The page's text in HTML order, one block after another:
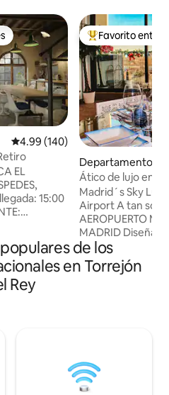
huéspedes
Calificación promedio: 4.99 de
4.99 (140)
EL
DE
DE
TIPO,
de su
De los mejores
Favorito entre
Departamento en
stián de los Reyes
Ático de lujo en el
personas a 10
Madrid´s Sky
Airport A tan solo 10 Minutos del
AEROPUERTO Madrid Barajas de
MADRID
Personas. ¡Descubre un dúplex que
redefine el lujo en
asombroso
experiencia
de los
en Torrejón
Rey